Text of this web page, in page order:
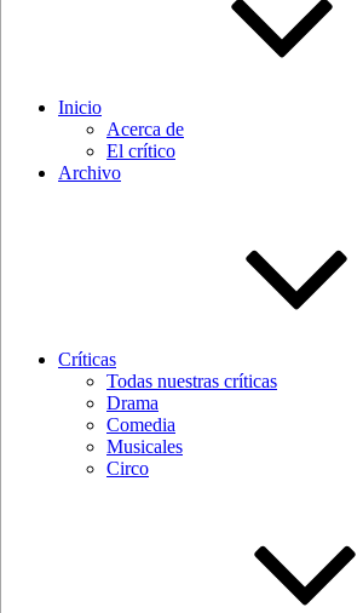
Inicio
Acerca de
El crítico
Archivo
Críticas
Todas nuestras críticas
Drama
Comedia
Musicales
Circo